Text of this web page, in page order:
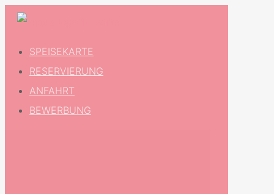
SPEISEKARTE
RESERVIERUNG
ANFAHRT
BEWERBUNG